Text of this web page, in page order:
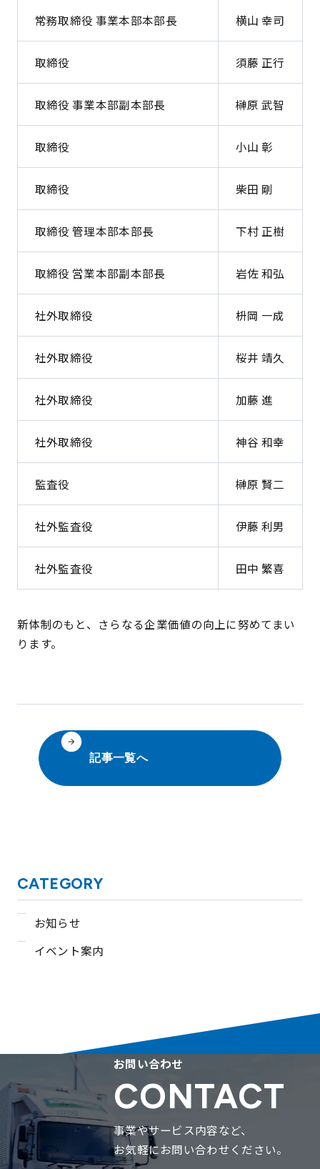
常務取締役 事業本部本部長 横山 幸司
取締役 須藤 正行
取締役 事業本部副本部長 榊原 武智
取締役 小山 彰
取締役 柴田 剛
取締役 管理本部本部長 下村 正樹
取締役 営業本部副本部長 岩佐 和弘
社外取締役 枡岡 一成
社外取締役 桜井 靖久
社外取締役 加藤 進
社外取締役 神谷 和幸
監査役 榊原 賢二
社外監査役 伊藤 利男
社外監査役 田中 繁喜
新体制のもと、さらなる企業価値の向上に努めてまい
ります。
記事一覧へ
CATEGORY
お知らせ
イベント案内
お問い合わせ
CONTACT
事業やサービス内容など、
お気軽にお問い合わせください。